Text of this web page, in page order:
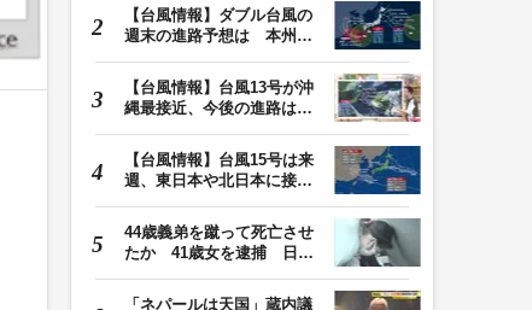
【台風情報】ダブル台風の
週末の進路予想は 本州は
【台風情報】台風13号が沖
縄最接近、今後の進路は？
【台風情報】台風15号は来
週、東日本や北日本に接近
44歳義弟を蹴って死亡させ
たか 41歳女を逮捕 日頃
「ネパールは天国」蔵内議